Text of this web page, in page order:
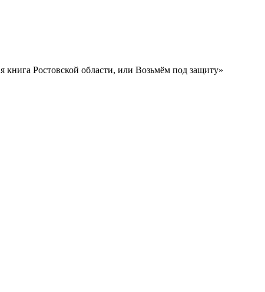
Ростовской области, или Возьмём под защиту»